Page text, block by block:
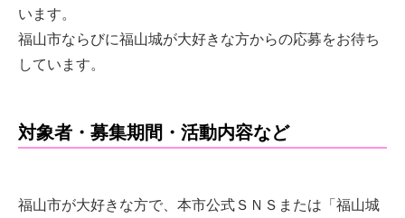
います。
福山市ならびに福山城が大好きな方からの応募をお待ち
しています。
対象者・募集期間・活動内容など
福山市が大好きな方で、本市公式ＳＮＳまたは「福山城